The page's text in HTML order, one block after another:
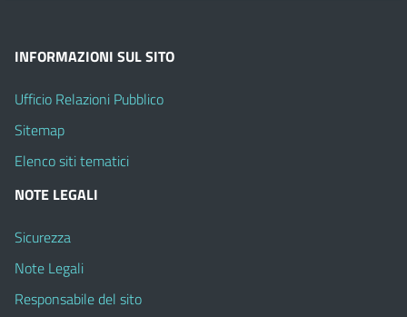
INFORMAZIONI SUL SITO
Ufficio Relazioni Pubblico
Sitemap
Elenco siti tematici
NOTE LEGALI
Sicurezza
Note Legali
Responsabile del sito